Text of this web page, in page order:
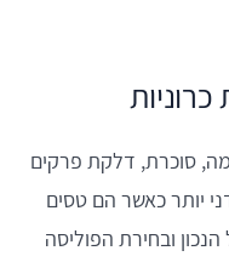
סוכרת, דלקת פרקים
יותר כאשר הם טסים
ובחירת הפוליסה